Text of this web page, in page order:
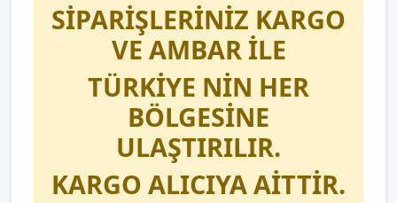
SİPARİŞLERİNİZ KARGO
VE AMBAR İLE
TÜRKİYE NİN HER
BÖLGESİNE
ULAŞTIRILIR.
KARGO ALICIYA AİTTİR.